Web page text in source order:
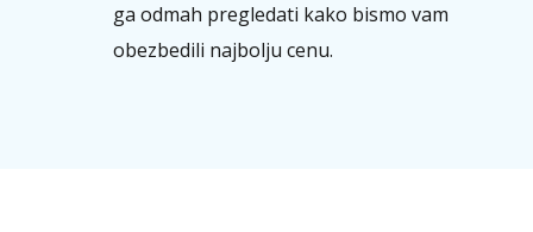
ga odmah pregledati kako bismo vam
obezbedili najbolju cenu.